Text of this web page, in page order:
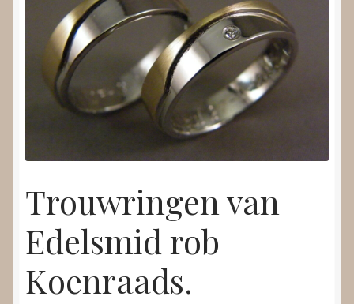
Trouwringen van
Edelsmid rob
Koenraads.